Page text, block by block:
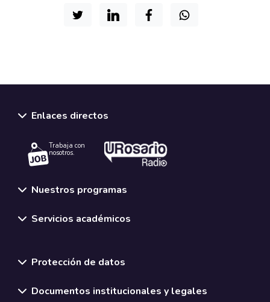
Enlaces directos
Trabaja con
nosotros.
Nuestros programas
Servicios académicos
Protección de datos
Documentos institucionales y legales